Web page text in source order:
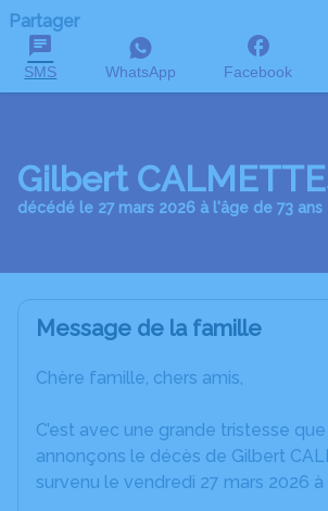
Partager
SMS WhatsApp Facebook
Gilbert
décédé le 27 mars 2026 à l'âge de 73 ans
Message de la famille
Chère famille, chers amis,
C’est avec une grande tristesse
annonçons le décès de Gilbert
survenu le vendredi 27 mars 2026